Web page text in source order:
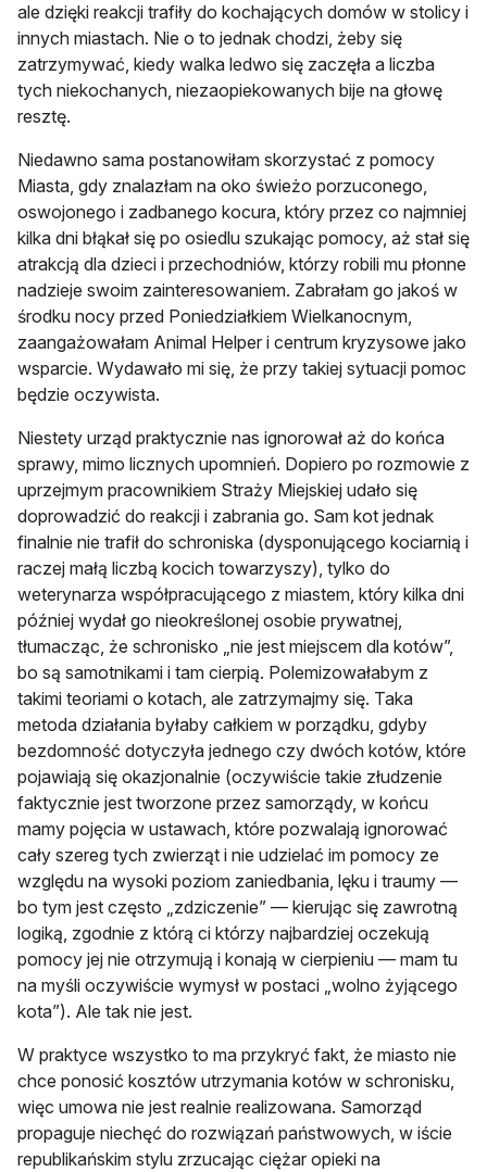
ale dzięki reakcji trafiły do kochających domów w stolicy i
innych miastach. Nie o to jednak chodzi, żeby się
zatrzymywać, kiedy walka ledwo się zaczęła a liczba
tych niekochanych, niezaopiekowanych bije na głowę
resztę.
Niedawno sama postanowiłam skorzystać z pomocy
Miasta, gdy znalazłam na oko świeżo porzuconego,
oswojonego i zadbanego kocura, który przez co najmniej
kilka dni błąkał się po osiedlu szukając pomocy, aż stał się
atrakcją dla dzieci i przechodniów, którzy robili mu płonne
nadzieje swoim zainteresowaniem. Zabrałam go jakoś w
środku nocy przed Poniedziałkiem Wielkanocnym,
zaangażowałam Animal Helper i centrum kryzysowe jako
wsparcie. Wydawało mi się, że przy takiej sytuacji pomoc
będzie oczywista.
Niestety urząd praktycznie nas ignorował aż do końca
sprawy, mimo licznych upomnień. Dopiero po rozmowie z
uprzejmym pracownikiem Straży Miejskiej udało się
doprowadzić do reakcji i zabrania go. Sam kot jednak
finalnie nie trafił do schroniska (dysponującego kociarnią i
raczej małą liczbą kocich towarzyszy), tylko do
weterynarza współpracującego z miastem, który kilka dni
później wydał go nieokreślonej osobie prywatnej,
tłumacząc, że schronisko „nie jest miejscem dla kotów”,
bo są samotnikami i tam cierpią. Polemizowałabym z
takimi teoriami o kotach, ale zatrzymajmy się. Taka
metoda działania byłaby całkiem w porządku, gdyby
bezdomność dotyczyła jednego czy dwóch kotów, które
pojawiają się okazjonalnie (oczywiście takie złudzenie
faktycznie jest tworzone przez samorządy, w końcu
mamy pojęcia w ustawach, które pozwalają ignorować
cały szereg tych zwierząt i nie udzielać im pomocy ze
względu na wysoki poziom zaniedbania, lęku i traumy —
bo tym jest często „zdziczenie” — kierując się zawrotną
logiką, zgodnie z którą ci którzy najbardziej oczekują
pomocy jej nie otrzymują i konają w cierpieniu — mam tu
na myśli oczywiście wymysł w postaci „wolno żyjącego
kota”). Ale tak nie jest.
W praktyce wszystko to ma przykryć fakt, że miasto nie
chce ponosić kosztów utrzymania kotów w schronisku,
więc umowa nie jest realnie realizowana. Samorząd
propaguje niechęć do rozwiązań państwowych, w iście
republikańskim stylu zrzucając ciężar opieki na